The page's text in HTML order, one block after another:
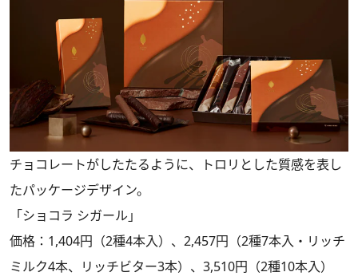
チョコレートがしたたるように、トロリとした質感を表し
たパッケージデザイン。
「ショコラ シガール」
価格：1,404円（2種4本入）、2,457円（2種7本入・リッチ
ミルク4本、リッチビター3本）、3,510円（2種10本入）